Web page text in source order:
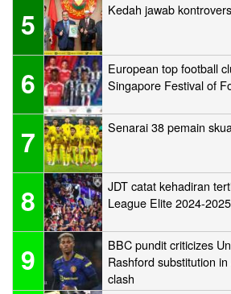
5 Kedah jawab
6
European top football
Singapore Festival of
7 Senarai 38 pemain
8
JDT catat kehadiran
League Elite 2024-2025
9
BBC pundit criticizes
Rashford substitution
clash